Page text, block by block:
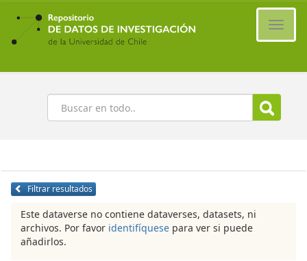
Ir
contenido
principal
Buscar
Filtrar resultados
Este dataverse no contiene dataverses, datasets, ni
archivos. Por favor identifíquese para ver si puede
añadirlos.